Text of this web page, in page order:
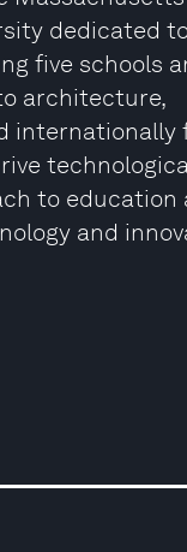
dedicated
five schools
architecture,
internationally
to education
and